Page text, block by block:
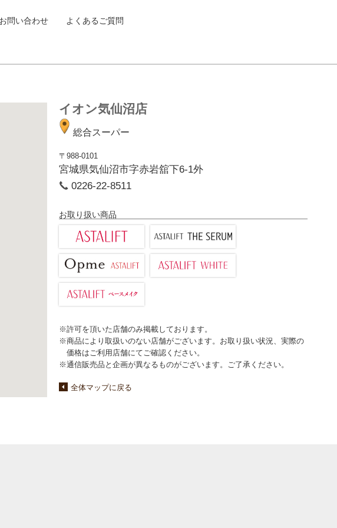
お問い合わせ よくあるご質問
イオン気仙沼店
総合スーパー
〒988-0101
宮城県気仙沼市字赤岩舘下6-1外
0226-22-8511
お取り扱い商品
※許可を頂いた店舗のみ掲載しております。
※商品により取扱いのない店舗がございます。お取り扱い状況、実際の
価格はご利用店舗にてご確認ください。
※通信販売品と企画が異なるものがございます。ご了承ください。
全体マップに戻る